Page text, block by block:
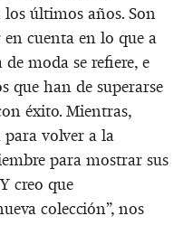
los últimos años. Son
cuenta en lo que a
moda se refiere, e
que han de superarse
éxito. Mientras,
para volver a la
para mostrar sus
creo que
colección”, nos